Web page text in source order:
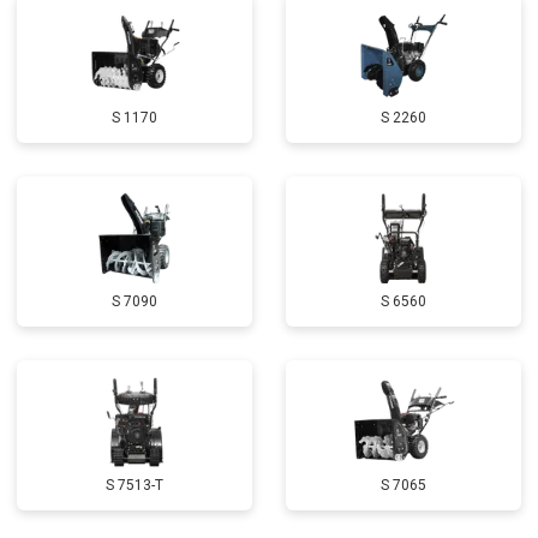
Замена маховика от 3050 ₽ Заказать
Замена шины на колесном диске от 2000 ₽
Ремонт электропроводки от 3150 ₽ Заказать
Полное ТО от 4900 ₽
Ремонт привода от 3250 ₽
Замена свечей зажигания от 1820 ₽ Заказать
Демонтаж-монтаж двигателя от 6400 ₽
Ремонт сцепления от 3800 ₽ Заказать
S 1170 S 2260
S 7090 S 6560
S 7513-T S 7065